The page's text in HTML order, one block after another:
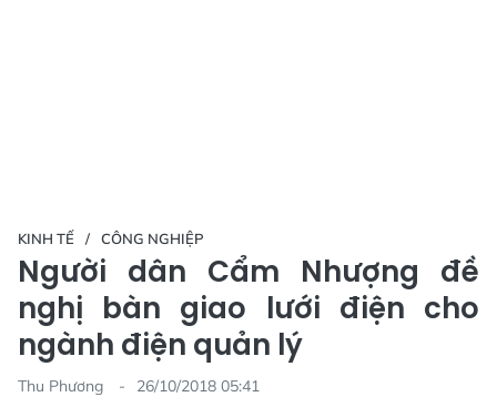
KINH TẾ CÔNG NGHIỆP
Người dân Cẩm Nhượng đề
nghị bàn giao lưới điện cho
ngành điện quản lý
Thu Phương
26/10/2018 05:41